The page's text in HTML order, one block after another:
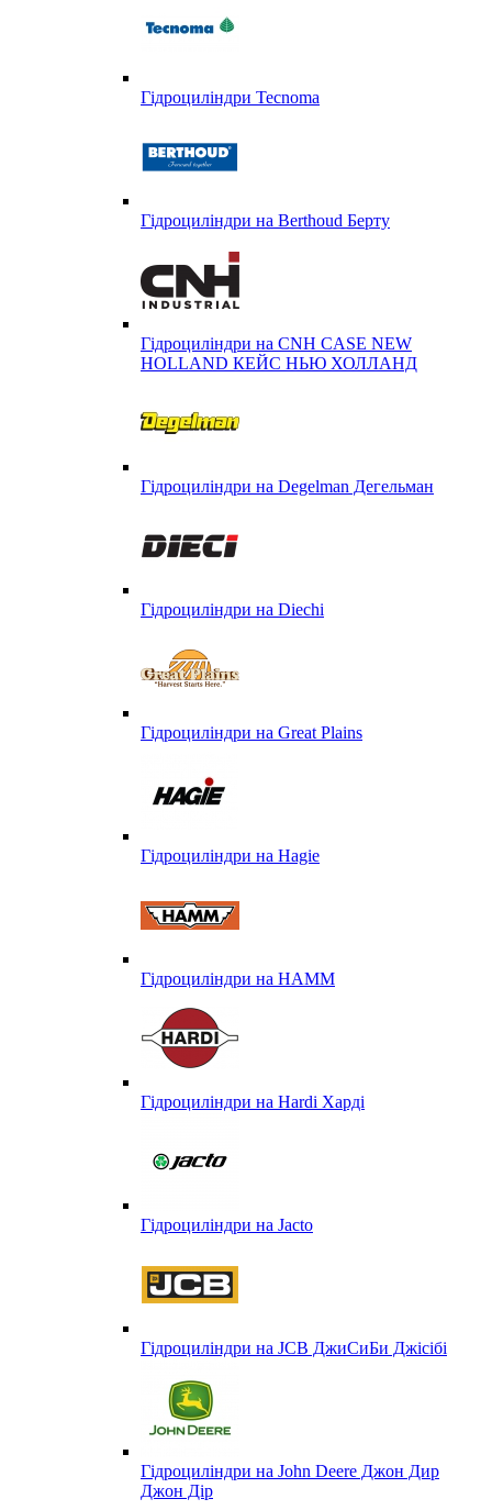
Гідроциліндри Tecnoma
Гідроциліндри на Berthoud Берту
Гідроциліндри на CNH CASE NEW
HOLLAND КЕЙС НЬЮ ХОЛЛАНД
Гідроциліндри на Degelman Дегельман
Гідроциліндри на Diechi
Гідроциліндри на Great Plains
Гідроциліндри на Hagie
Гідроциліндри на HAMM
Гідроциліндри на Hardi Харді
Гідроциліндри на Jacto
Гідроциліндри на JCB ДжиСиБи Джісібі
Гідроциліндри на John Deere Джон Дир
Джон Дір